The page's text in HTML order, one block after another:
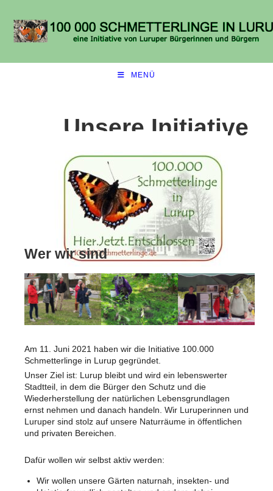
MENÜ
Unsere Initiative
Wer wir sind
Am 11. Juni 2021 haben wir die Initiative 100.000
Schmetterlinge in Lurup gegründet.
Unser Ziel ist: Lurup bleibt und wird ein lebenswerter
Stadtteil, in dem die Bürger den Schutz und die
Wiederherstellung der natürlichen Lebensgrundlagen
ernst nehmen und danach handeln. Wir Luruperinnen und
Luruper sind stolz auf unsere Naturräume in öffentlichen
und privaten Bereichen.
Dafür wollen wir selbst aktiv werden:
Wir wollen unsere Gärten naturnah, insekten- und